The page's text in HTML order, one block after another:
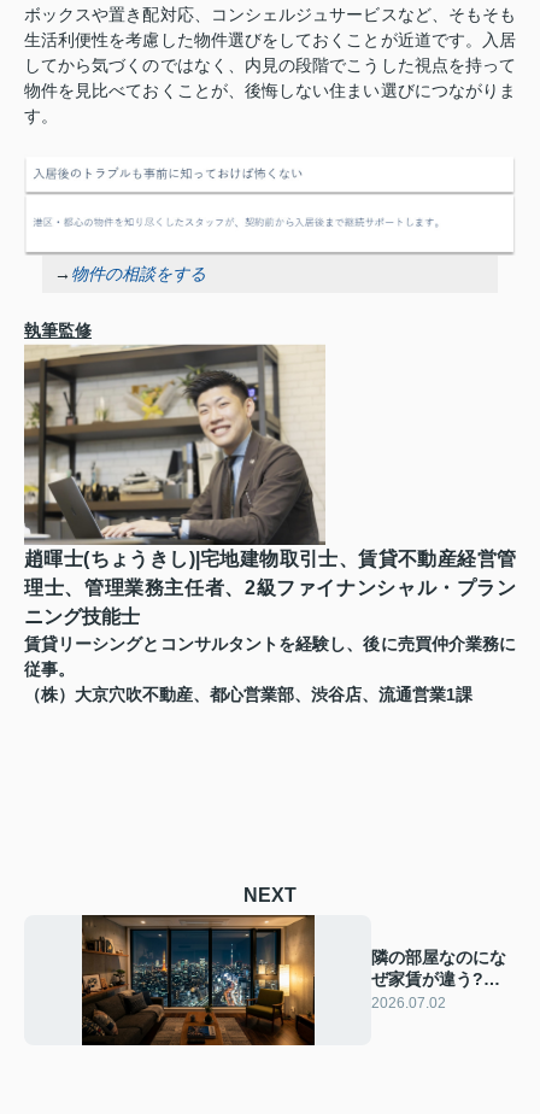
ボックスや置き配対応、コンシェルジュサービスなど、そもそも
生活利便性を考慮した物件選びをしておくことが近道です。入居
してから気づくのではなく、内見の段階でこうした視点を持って
物件を見比べておくことが、後悔しない住まい選びにつながりま
す。
→ 物件の相談をする
執筆監修
趙暉士(ちょうきし)|宅地建物取引士、賃貸不動産経営管
理士、管理業務主任者、2級ファイナンシャル・プラン
ニング技能士
賃貸リーシングとコンサルタントを経験し、後に売買仲介業務に
従事。
（株）大京穴吹不動産、都心営業部、渋谷店、流通営業1課
NEXT
隣の部屋なのにな
ぜ家賃が違う?同
じ建物内の「格差
2026.07.02